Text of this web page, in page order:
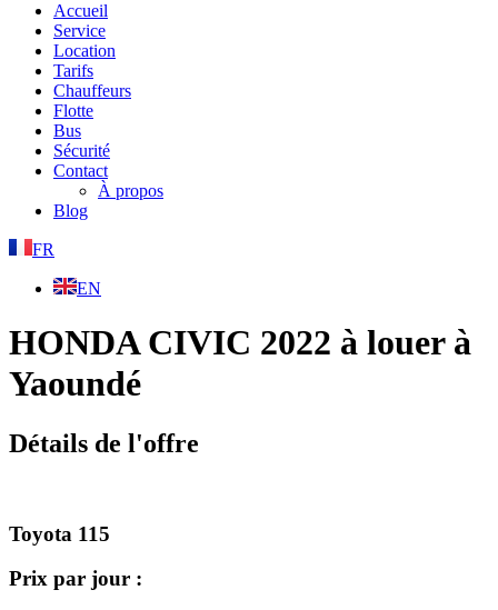
Accueil
Service
Location
Tarifs
Chauffeurs
Flotte
Bus
Sécurité
Contact
À propos
Blog
FR
EN
HONDA CIVIC 2022 à louer à
Yaoundé
Détails de l'offre
Toyota 115
Prix par jour :